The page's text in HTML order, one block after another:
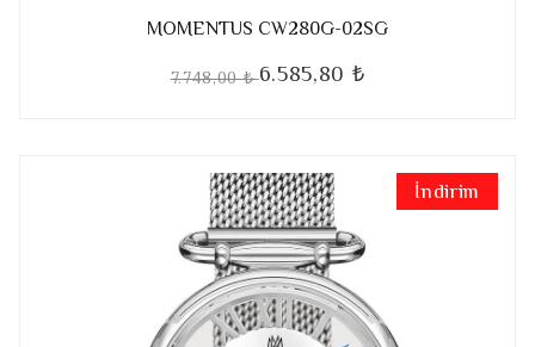
MOMENTUS CW280G-02SG
7.748,00 ₺6.585,80 ₺
İndirim